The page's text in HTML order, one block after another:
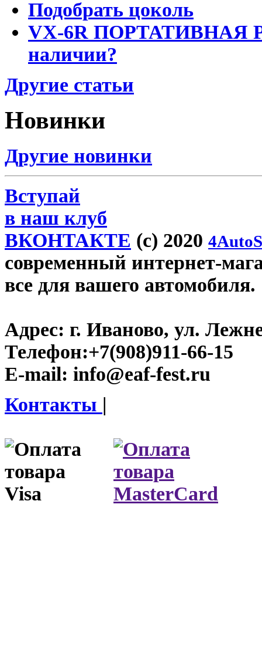
Подобрать цоколь
VX-6R ПОРТАТИВНАЯ
наличии?
Другие статьи
Новинки
Другие новинки
Вступай
в наш клуб
ВКОНТАКТЕ (c) 2020
современный интернет-
все для вашего автомобиля.
Адрес: г. Иваново, ул.
Телефон:+7(908)911-66-15
E-mail: info@eaf-fest.ru
Контакты |